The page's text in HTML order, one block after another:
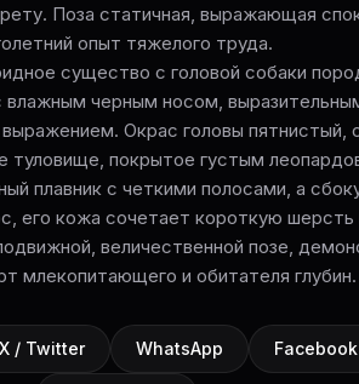
Поза статичная, выражающая
опыт тяжелого труда.
существо с головой собаки
черным носом,
Окрас головы пятнистый,
туловище, покрытое густым
плавник с четкими полосами, а
его кожа сочетает короткую
величественной позе,
млекопитающего и обитателя глубин.
X / Twitter WhatsApp Facebook